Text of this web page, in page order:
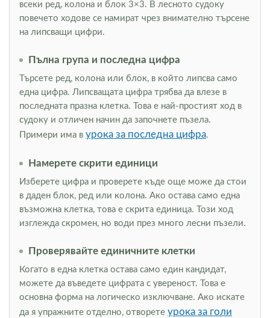
всеки ред, колона и блок 3×3. В лесното судоку
повечето ходове се намират чрез внимателно търсене
на липсващи цифри.
Пълна група и последна цифра
Търсете ред, колона или блок, в който липсва само
една цифра. Липсващата цифра трябва да влезе в
последната празна клетка. Това е най-простият ход в
судоку и отличен начин да започнете пъзела.
Примери има в урока за последна цифра.
Намерете скрити единици
Изберете цифра и проверете къде още може да стои
в даден блок, ред или колона. Ако остава само една
възможна клетка, това е скрита единица. Този ход
изглежда скромен, но води през много лесни пъзели.
Проверявайте единичните клетки
Когато в една клетка остава само един кандидат,
можете да въведете цифрата с увереност. Това е
основна форма на логическо изключване. Ако искате
да я упражните отделно, отворете урока за голи